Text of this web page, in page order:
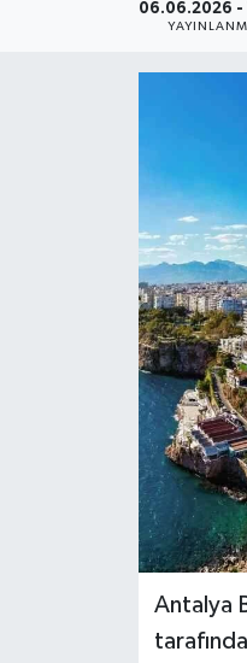
06.06.2026 -
Antalya
EĞİTİM
TURİZM
RÖPORTAJ
VİDEO HABERLER
YAZARLAR
RESMİ İLAN
Son Dakika